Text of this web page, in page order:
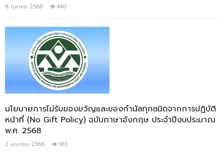
8 ตุลาคม 2568 440
นโยบายการไม่รับของขวัญและของกำนัลทุกชนิดจากการปฏิบัติ
หน้าที่ (No Gift Policy) ฉบับภาษาอังกฤษ ประจำปีงบประมาณ
พ.ศ. 2568
2 เมษายน 2568 183